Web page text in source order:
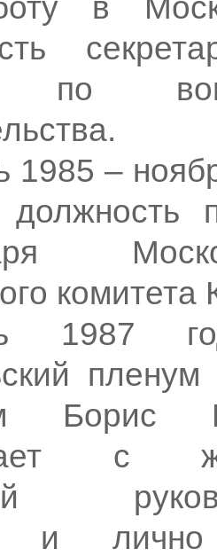
в
по
1985 –
1987
Борис
с
и